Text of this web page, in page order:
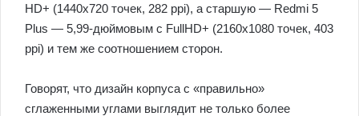
HD+ (1440х720 точек, 282 ppi), а старшую — Redmi 5
Plus — 5,99-дюймовым с FullHD+ (2160х1080 точек, 403
ppi) и тем же соотношением сторон.
Говорят, что дизайн корпуса с «правильно»
сглаженными углами выглядит не только более